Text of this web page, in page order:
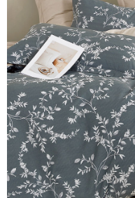
消。如遇「轉專審核」未通過
法說明評估內容。
【繳款方式說明】
1.分期款項不併入電信帳單，
醒簡訊。
2.透過簡訊連結打開帳單後，
帳／街口支付／iPASS
【注意事項】
1.本服務係由「台灣大哥大股
用戶於交易時，得透過本服務
買賣價金債權讓與本公司後，
2.基於同意付款使用「大哥付
資料（包含姓名、電話或地址
由本公司與您本人進行分期帳
3.完整用戶服務條款，請詳閱以
２．便利：只要手機號碼，簡
３．安心：先確認商品／服務
【「AFTEE先享後付」結帳流程
１．於結帳方式選擇「AFTEE
結帳頁面，進行簡訊認證並確
２．訂單成立數日內，您將收
３．收到繳費通知簡訊後14天
ATM／網路銀行／等多元方式
※ 請注意：結帳手續完成當下
購買商品的店家。未經商家同
後付繳納相關費用。
※ 交易是否成功請以「AFTEE
是否繳費成功／繳費後需取消
客戶支援中心」https://
「Hami Point」為中華電信所
會員帳號後，即可在購物車使
ATM付款
運送方式
全家取貨付款
每筆NT$60，滿NT$999(含
付款後全家取貨
每筆NT$60，滿NT$999(含
7-11取貨付款
每筆NT$60，滿NT$999(含